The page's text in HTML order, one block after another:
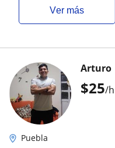
ver más
$25/h
Arturo
Puebla